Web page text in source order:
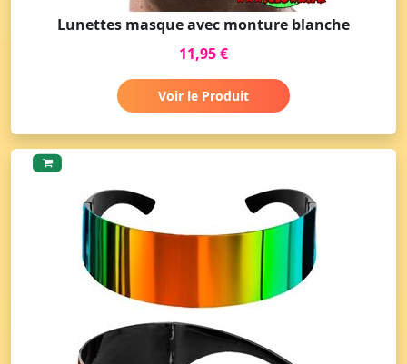
Lunettes masque avec monture blanche
11,95 €
Voir le Produit